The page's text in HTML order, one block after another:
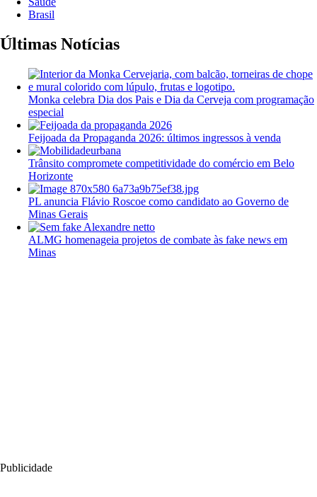
Brasil
Últimas Notícias
Monka celebra Dia dos Pais e Dia da Cerveja com programação
especial
Feijoada da Propaganda 2026: últimos ingressos à venda
Trânsito compromete competitividade do comércio em Belo
Horizonte
PL anuncia Flávio Roscoe como candidato ao Governo de
Minas Gerais
ALMG homenageia projetos de combate às fake news em
Minas
Publicidade